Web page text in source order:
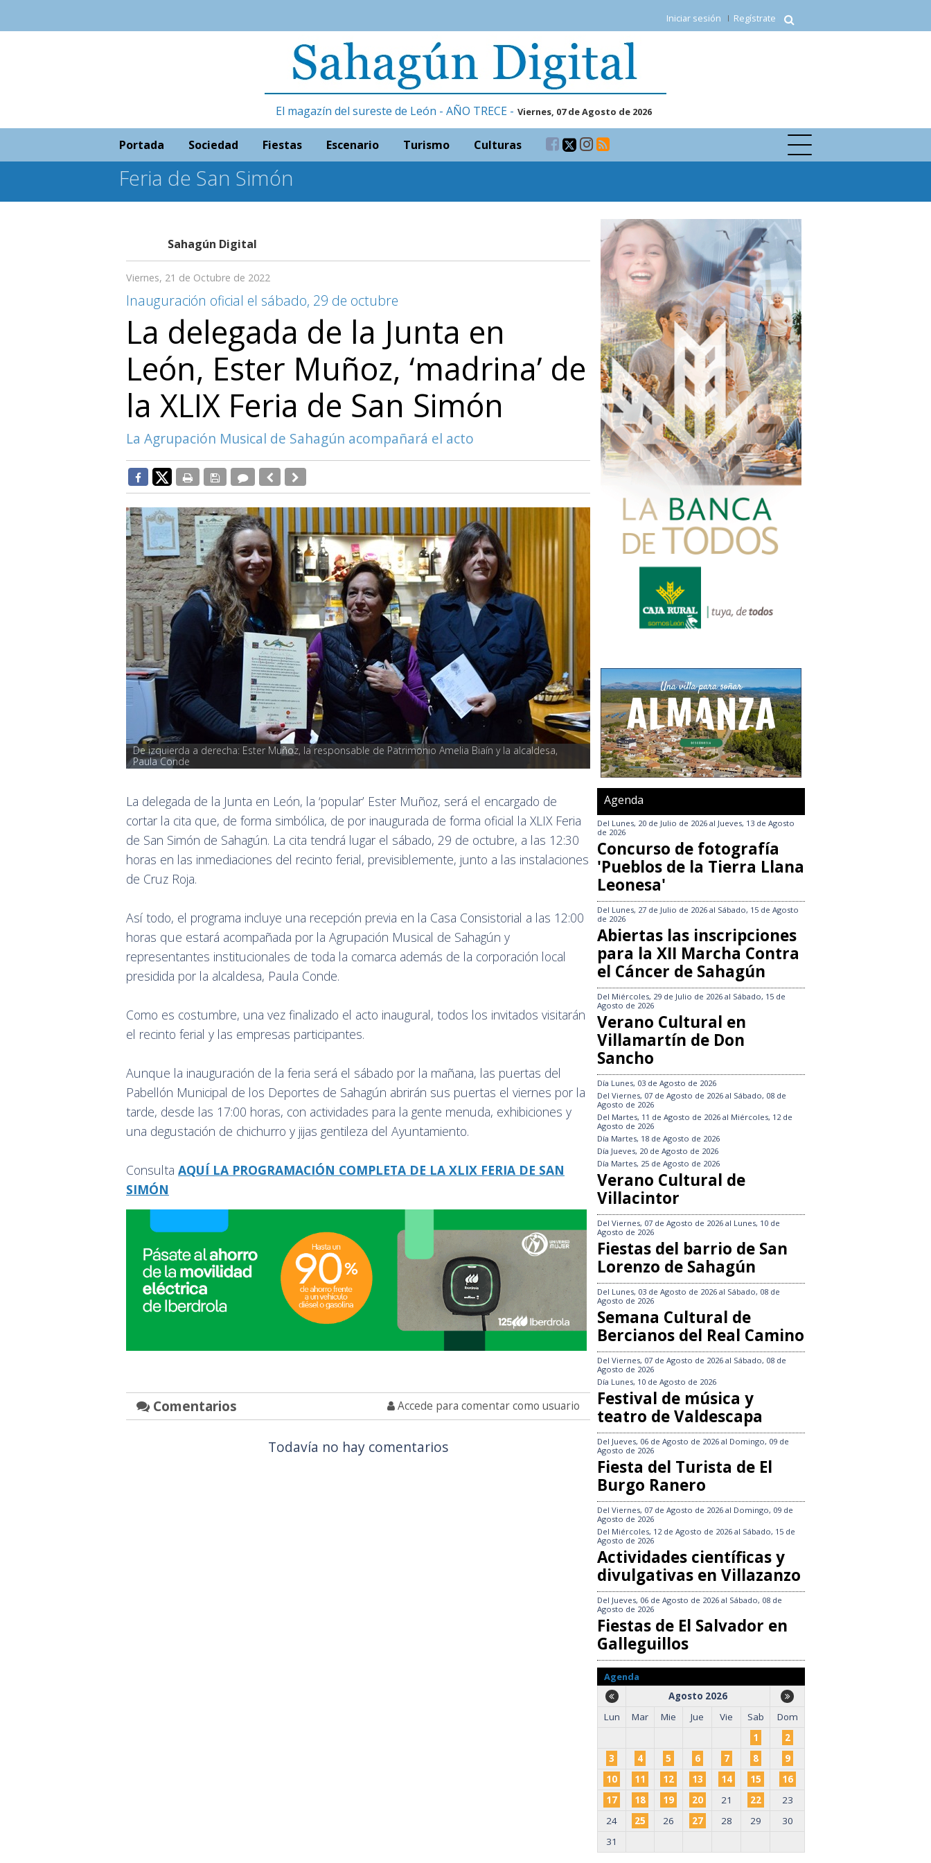
Iniciar sesión Regístrate
El magazín del sureste de León - AÑO TRECE - Viernes, 07 de Agosto de 2026
Portada Sociedad Fiestas Escenario Turismo Culturas
Feria de San Simón
Sahagún Digital
Viernes, 21 de Octubre de 2022
Inauguración oficial el sábado, 29 de octubre
La delegada de la Junta en
León, Ester Muñoz, ‘madrina’ de
la XLIX Feria de San Simón
La Agrupación Musical de Sahagún acompañará el acto
De izquierda a derecha: Ester Muñoz, la responsable de Patrimonio Amelia Biaín y la alcaldesa,
Paula Conde
La delegada de la Junta en León, la ‘popular’ Ester Muñoz, será el encargado de
cortar la cita que, de forma simbólica, de por inaugurada de forma oficial la XLIX Feria
de San Simón de Sahagún. La cita tendrá lugar el sábado, 29 de octubre, a las 12:30
horas en las inmediaciones del recinto ferial, previsiblemente, junto a las instalaciones
de Cruz Roja.
Así todo, el programa incluye una recepción previa en la Casa Consistorial a las 12:00
horas que estará acompañada por la Agrupación Musical de Sahagún y
representantes institucionales de toda la comarca además de la corporación local
presidida por la alcaldesa, Paula Conde.
Como es costumbre, una vez finalizado el acto inaugural, todos los invitados visitarán
el recinto ferial y las empresas participantes.
Aunque la inauguración de la feria será el sábado por la mañana, las puertas del
Pabellón Municipal de los Deportes de Sahagún abrirán sus puertas el viernes por la
tarde, desde las 17:00 horas, con actividades para la gente menuda, exhibiciones y
una degustación de chichurro y jijas gentileza del Ayuntamiento.
Consulta AQUÍ LA PROGRAMACIÓN COMPLETA DE LA XLIX FERIA DE SAN
SIMÓN
Comentarios Accede para comentar como usuario
Todavía no hay comentarios
Agenda
Del Lunes, 20 de Julio de 2026 al Jueves, 13 de Agosto
de 2026
Concurso de fotografía
'Pueblos de la Tierra Llana
Leonesa'
Del Lunes, 27 de Julio de 2026 al Sábado, 15 de Agosto
de 2026
Abiertas las inscripciones
para la XII Marcha Contra
el Cáncer de Sahagún
Del Miércoles, 29 de Julio de 2026 al Sábado, 15 de
Agosto de 2026
Verano Cultural en
Villamartín de Don
Sancho
Día Lunes, 03 de Agosto de 2026
Del Viernes, 07 de Agosto de 2026 al Sábado, 08 de
Agosto de 2026
Del Martes, 11 de Agosto de 2026 al Miércoles, 12 de
Agosto de 2026
Día Martes, 18 de Agosto de 2026
Día Jueves, 20 de Agosto de 2026
Día Martes, 25 de Agosto de 2026
Verano Cultural de
Villacintor
Del Viernes, 07 de Agosto de 2026 al Lunes, 10 de
Agosto de 2026
Fiestas del barrio de San
Lorenzo de Sahagún
Del Lunes, 03 de Agosto de 2026 al Sábado, 08 de
Agosto de 2026
Semana Cultural de
Bercianos del Real Camino
Del Viernes, 07 de Agosto de 2026 al Sábado, 08 de
Agosto de 2026
Día Lunes, 10 de Agosto de 2026
Festival de música y
teatro de Valdescapa
Del Jueves, 06 de Agosto de 2026 al Domingo, 09 de
Agosto de 2026
Fiesta del Turista de El
Burgo Ranero
Del Viernes, 07 de Agosto de 2026 al Domingo, 09 de
Agosto de 2026
Del Miércoles, 12 de Agosto de 2026 al Sábado, 15 de
Agosto de 2026
Actividades científicas y
divulgativas en Villazanzo
Del Jueves, 06 de Agosto de 2026 al Sábado, 08 de
Agosto de 2026
Fiestas de El Salvador en
Galleguillos
Agenda
Agosto 2026
Lun
Mar Mie Jue Vie Sab
Dom
1
2
3
4 5 6 7 8
9
10
11 12 13 14 15
16
17
18 19 20 21 22
23
24
25 26 27 28 29
30
31